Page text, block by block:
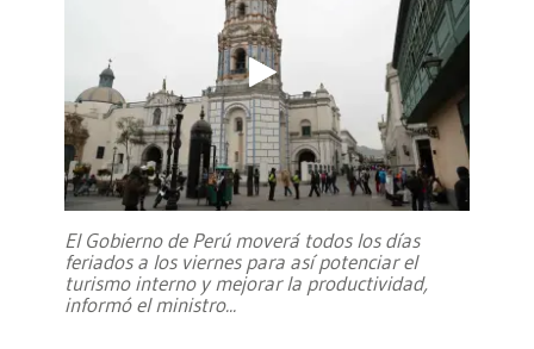
El Gobierno de Perú moverá todos los días
feriados a los viernes para así potenciar el
turismo interno y mejorar la productividad,
informó el ministro...